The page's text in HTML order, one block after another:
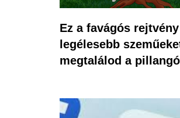
Ez a favágós
legélesebb
megtalálod a